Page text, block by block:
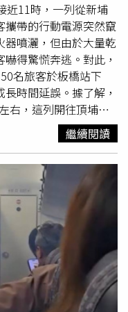
置在公共區域？姜女
性情溫順，深受鄰居
鄰居也從未提出異議，
」。對此，東海縣牛
所介入協調處理；東
議當事雙方前往派出
。
近11時，一列從新埔
攜帶的行動電源突然竄
器噴灑，但由於大量乾
得驚慌奔逃。對此，
名旅客於板橋站下
時間延誤。據了解，
右，這列開往頂埔方
示，當時有旅客行動電
灑，雖成功滅火，但在
現場一度造成騷動。北
就帶著滅火器趕抵該
安排列車上約450名
，而下一班列車約2
誤，也無人員傷亡。
邊卻出現一團火，
味道」。也有人在社群
坐到一半突然冒煙？」
，務必注意隨身電子
繼續閱讀